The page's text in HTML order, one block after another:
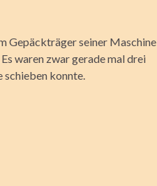
Gepäckträger seiner Maschine
waren zwar gerade mal drei
schieben konnte.